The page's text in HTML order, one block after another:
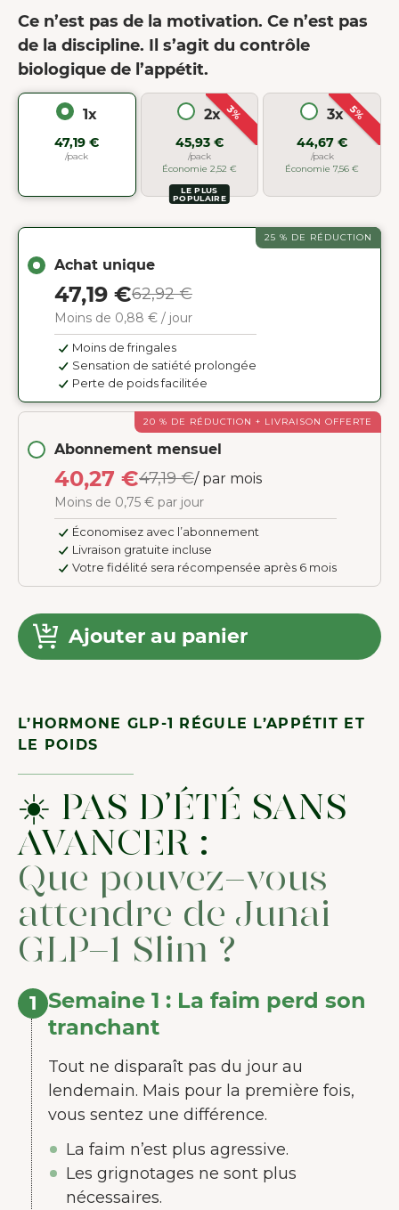
Ce n’est pas de la motivation. Ce n’est pas
de la discipline. Il s’agit du contrôle
biologique de l’appétit.
1x
47,19 €
/pack
3%
2x
45,93 €
/pack
Économie 2,52 €
LE PLUS
POPULAIRE
5%
3x
44,67 €
/pack
Économie 7,56 €
20 % DE RÉDUCTION + LIVRAISON OFFERTE
Abonnement mensuel
40,27 €47,19 €/ par mois
Moins de 0,75 € par jour
Économisez avec l’abonnement
Livraison gratuite incluse
Votre fidélité sera récompensée après 6 mois
25 % DE RÉDUCTION
Achat unique
47,19 €62,92 €
Moins de 0,88 € / jour
Moins de fringales
Sensation de satiété prolongée
Perte de poids facilitée
Ajouter au panier
L’HORMONE GLP-1 RÉGULE L’APPÉTIT ET
LE POIDS
☀️ PAS D’ÉTÉ SANS
AVANCER :
Que pouvez-vous
attendre de Junai
GLP-1 Slim ?
1 Semaine 1 : La faim perd son
tranchant
Tout ne disparaît pas du jour au
lendemain. Mais pour la première fois,
vous sentez une différence.
La faim n’est plus agressive.
Les grignotages ne sont plus
nécessaires.